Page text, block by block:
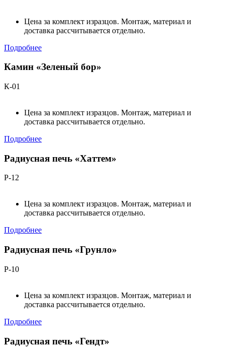
Цена за комплект изразцов. Монтаж, материал и
доставка рассчитывается отдельно.
Подробнее
Камин «Зеленый бор»
К-01
Цена за комплект изразцов. Монтаж, материал и
доставка рассчитывается отдельно.
Подробнее
Радиусная печь «Хаттем»
Р-12
Цена за комплект изразцов. Монтаж, материал и
доставка рассчитывается отдельно.
Подробнее
Радиусная печь «Грунло»
Р-10
Цена за комплект изразцов. Монтаж, материал и
доставка рассчитывается отдельно.
Подробнее
Радиусная печь «Гендт»